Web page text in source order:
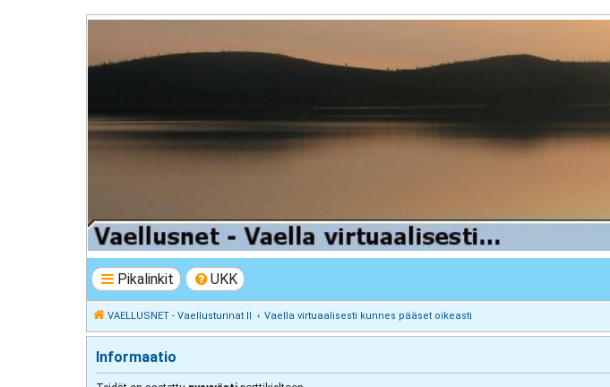
VAELLUSNET - Vaellusturinat II
Keskustelua vaeltamisesta ja Lapista
Pikalinkit UKK
VAELLUSNET - Vaellusturinat II Vaella virtuaalisesti kunnes pääset oikeasti
Informaatio